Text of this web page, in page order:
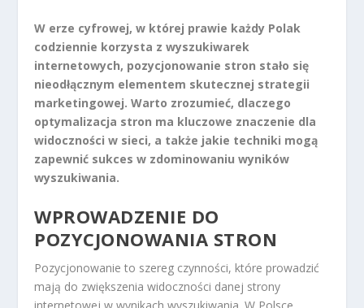
W erze cyfrowej, w której prawie każdy Polak
codziennie korzysta z wyszukiwarek
internetowych, pozycjonowanie stron stało się
nieodłącznym elementem skutecznej strategii
marketingowej. Warto zrozumieć, dlaczego
optymalizacja stron ma kluczowe znaczenie dla
widoczności w sieci, a także jakie techniki mogą
zapewnić sukces w zdominowaniu wyników
wyszukiwania.
WPROWADZENIE DO
POZYCJONOWANIA STRON
Pozycjonowanie to szereg czynności, które prowadzić
mają do zwiększenia widoczności danej strony